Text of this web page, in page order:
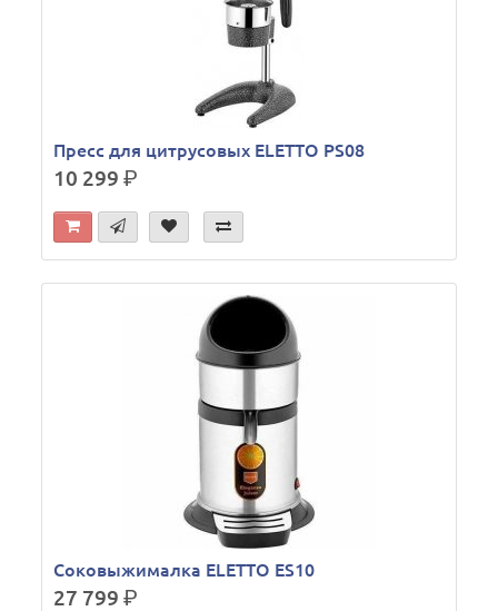
Пресс для цитрусовых ELETTO PS08
10 299р.
Соковыжималка ELETTO ES10
27 799р.